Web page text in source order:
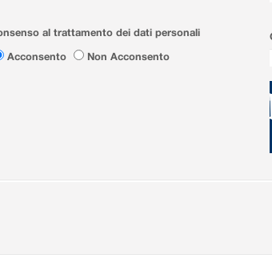
al trattamento dei dati personali
Acconsento
Non Acconsento